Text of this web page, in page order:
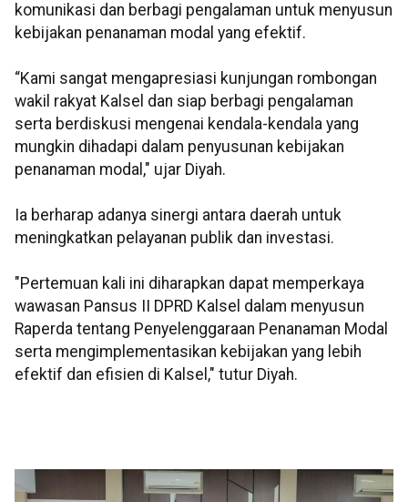
komunikasi dan berbagi pengalaman untuk menyusun
kebijakan penanaman modal yang efektif.
“Kami sangat mengapresiasi kunjungan rombongan
wakil rakyat Kalsel dan siap berbagi pengalaman
serta berdiskusi mengenai kendala-kendala yang
mungkin dihadapi dalam penyusunan kebijakan
penanaman modal," ujar Diyah.
Ia berharap adanya sinergi antara daerah untuk
meningkatkan pelayanan publik dan investasi.
"Pertemuan kali ini diharapkan dapat memperkaya
wawasan Pansus II DPRD Kalsel dalam menyusun
Raperda tentang Penyelenggaraan Penanaman Modal
serta mengimplementasikan kebijakan yang lebih
efektif dan efisien di Kalsel," tutur Diyah.